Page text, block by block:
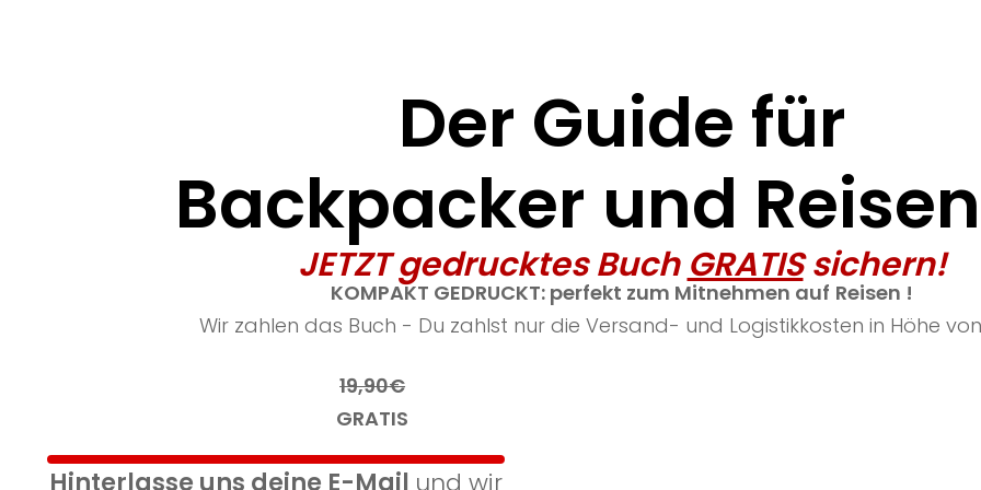
Der Guide für
Backpacker und
JETZT gedrucktes Buch GRATISsichern!
KOMPAKT GEDRUCKT: perfekt zum Mitnehmen auf Reisen !
Wir zahlen das Buch - Du zahlst nur die Versand- und Logistikkosten in Höhe
19,90€
GRATIS
Hinterlasse uns deine E-Mail und wir